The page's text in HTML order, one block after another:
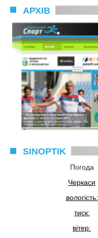
АРХІВ
SINOPTIK
Погода
Черкаси
вологість:
тиск:
вітер: